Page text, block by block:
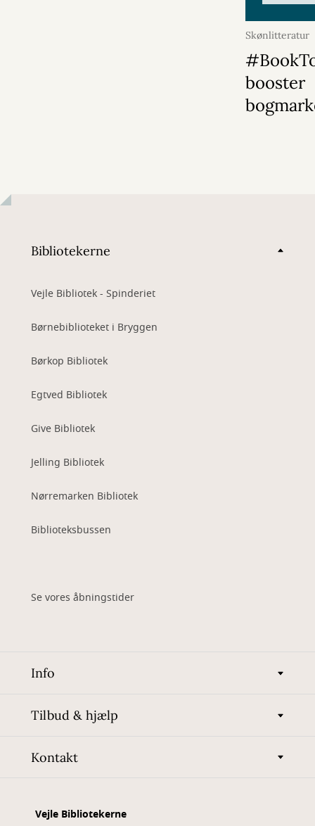
Skønlitteratur
booster
Bibliotekerne
Vejle Bibliotek - Spinderiet
Børnebiblioteket i Bryggen
Børkop Bibliotek
Egtved Bibliotek
Give Bibliotek
Jelling Bibliotek
Nørremarken Bibliotek
Biblioteksbussen
Se vores åbningstider
Info
Tilbud & hjælp
Kontakt
Vejle Bibliotekerne